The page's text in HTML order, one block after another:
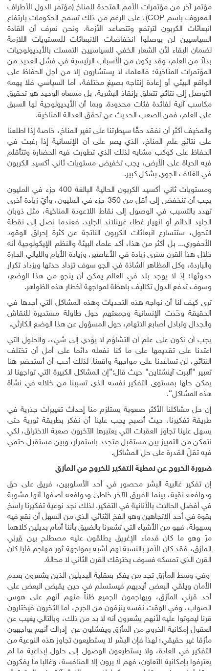
مؤتمر آخر من مؤتمرات الأمم المتحدة للمناخ (مؤتمر الدول الأطراف
المعروف باسم (COP، على الرغم من ذلك تسمح الحكومات بارتفاع
انبعاثات الكربون لترتفع وتتصاعد الأزمة. ونحن نعرف أن القادة
السياسيين لن يوصلوا انخفاضات الانبعاثات للمستويات اللازمة
لضمان البقاء لأن الشعار الخفي للسياسيين التمسك بالأيديولوجيات
بدلاً من العلم، وقد يكون من الأسباب الرئيسية في فشل العديد من
المؤتمرات المناخية؛ فالعلماء لا يستشارون إلا من أجل الحفاظ على
الواقع البيئي أو إعادة إنتاجه بصيغ مختلفة، أما السياسي فلا يهمه
التوصل إلى نتائج تتعلق بإنقاذ البشرية، بل مسعاه الوحيد هو تحقيق
مكاسب آنية لفائدة فئات محدودة. وبما أن الأيديولوجية لها السبق
على العلم، فمن الصعب الحديث عن تحقق العدالة المناخية.
والمخيف أكثر أن نفقد حقًا سيطرتنا على تغير المناخ، خاصة إذا اطلعنا
على نتائج علم المناخ، الذي يصر على أن الإنسانية إذا رغبت في
الحفاظ على كوكب مشابه لذلك الذي تطورت فيه الحضارة وتتأقلم
فيه الحياة على الأرض، يجب تخفيض مستويات ثاني أكسيد الكربون
في الغلاف الجوي بشكل كبير.
ومستويات ثاني أكسيد الكربون الحالية البالغة400 جزء في المليون
يجب أن تنخفض إلى أقل من 350 جزء في المليون، وأيّ زيادة أخرى
تهدد بالتسبب في الوصول إلى نقاط اللاعودة المناخية، مثل ذوبان
الجليد الدائم أو انهيار غطاء غرينلاند الجليد. فعندما نصل إلى نقطة
التحول، ستتسارع انبعاثات الكربون الناتجة عن كثرة إحراق الوقود
الأحفوري... بل أكثر من هذا، أكد علماء البيئة والنظم الإيكولوجية أنه
خلال هذا القرن سنرى زيادة في الأعاصير، وزيادة الأيام والليالي الحارة
والباردة، وكل المظاهر الشاذة في الجو سوف تزداد حدتها ويزداد تكرار
حدوثها؛ إذ لا يوجد بلد في العالم يمكن أن ينجو من هذا الوضع،
وسوف تدفع الدول تكاليف باهظة لمواجهة أخطار هذه الظواهر.
ترى كيف لنا أن نواجه هذه التحديات وهذه المشاكل التي أجدها في
الحقيقة وحّدت الإنسانية وجمعتهم حول طاولة مستديرة للنقاش
والجدال وتبادل أصابع الاتهام، حول المسؤول عن هذا الوضع الكارثي.
يجب أن نكون على علم أن التشاؤم لا يؤدي إلى شيء، والحلول التي
اعتدنا على تقديمها على ما كنا نفعله دائما على أمل أن تختلف
النتائج، لن تساعدنا على مواجهة واقعنا. لذلك أحب أن أستحضر هنا
تعبير "ألبرت آينشتاين" حيث قال:{إن المشاكل الكبيرة التي تواجهنا لا
يمكن حلها بمستوى التفكير نفسه الذي تسببنا من خلاله في نشأة
هذه المشاكل}.
إن حل مشاكلنا الأكثر صعوبة يستلزم منا إحداث تغييرات جذرية في
طريقة تفكيرنا، حيث أصبح يجب علينا أن نفكر بطريقة ثورية حتى
يسهل علينا تجاوز العقبات التي يعتبرها الآخرون صعبة الاختراق، لكي
نتمكن من التمييز بين مستقبل متجدد باستمرار، وبين مستقبل حتمي
فيه تقلّ القدرة على حل المشاكل.
ضرورة الخروج عن نمطية التفكير للخروج من المأزق
إن تفكير غالبية البشر محصور في أحد الأسلوبين، فريق على حق
ودوافعه نقية، بينما الفريق الآخر خاطئ ودوافعه أصفها أنها مشوبة
في أفضل الحالات بالأنانية في التفكير. لذلك نجد نوعية تفكيرنا راسخ
بقوة في أحد الاتجاهين وهو الفخ الثنائي الذي من السهل أن نقع فيه
بسهولة، فهو من الأشياء التي تشعرنا بالضيق بأننا أمام بديلين كلاهما
مرّ وهو ما كان قدماء الإغريق يطلقون عليه مصطلح بين قرني
المأزق، فقد كان الأمر بالنسبة لهم أشبه بمواجهة ثور مهاجم فأيا كان
القرن الذي تمسكه فسوف يخترقك القرن الثاني لا محالة.
وفي وسط المأزق تجد من يفكر بعقلية البديلين الذين يشعرون بعدم
الأمان ويلقي البعض أيديهم فيستسلم في حين يقبض البعض على
أحد قرني المأزق، ويهاجمون الجميع ظناً منهم أنهم على هوس
الصواب، وفي الوقت نفسه ينزفون من الجرح، أما الآخرون فيختارون
قرنا ليموتوا عليه لأنهم يشعرون أنه لا بد من ذلك، وبالتالي يغيب عن
العقول إمكانية الخروج من المأزق ويفشلون عن إدراك أنهم يواجهون
مأزقا غير حقيقي؛ لهذا فإن البشر لا يستطيعون تجاوز هذه النوعية من
التفكير في العادة، ولا يستطيعون الوصول إلى حلول إبداعية ما لم
يعترفوا بإمكانية التعاون، فهم لا يرون إلا المنافسة، وغالبا ما يفكرون